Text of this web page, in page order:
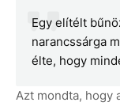
Egy elítélt
narancssárga
élte, hogy
Azt mondta, hogy